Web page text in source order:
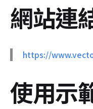
網站連
https://
使用示